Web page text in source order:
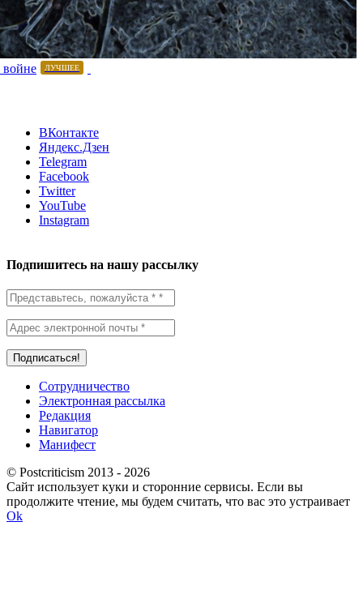
ЛУЧШЕЕ
ВКонтакте
Яндекс.Дзен
Telegram
Facebook
Twitter
YouTube
Instagram
Подпишитесь на нашу рассылку
Сотрудничество
Электронная рассылка
Редакция
Навигатор
Манифест
© Postcriticism 2013 - 2026
Сайт использует куки и сторонние сервисы. Если вы
продолжите чтение, мы будем считать, что вас это устраивает
Ok